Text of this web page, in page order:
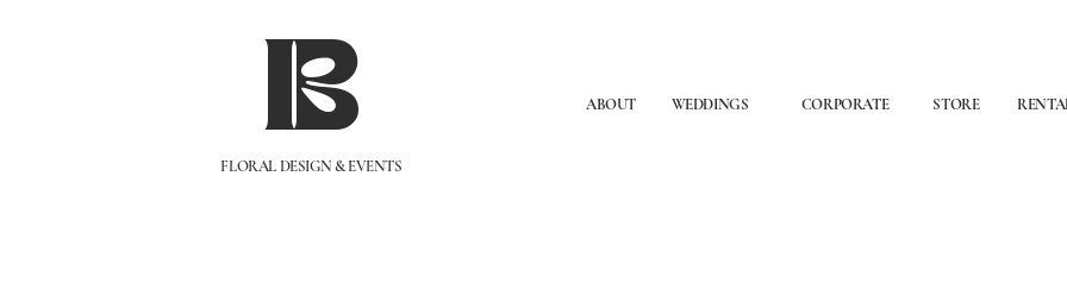
IB
FLORAL DESIGN & EVENTS
ABOUT WEDDINGS CORPORATE STORE